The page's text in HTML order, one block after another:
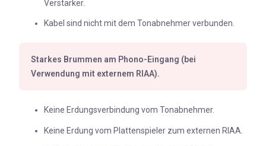
Verstärker.
Kabel sind nicht mit dem Tonabnehmer verbunden.
Starkes Brummen am Phono-Eingang (bei
Verwendung mit externem RIAA).
Keine Erdungsverbindung vom Tonabnehmer.
Keine Erdung vom Plattenspieler zum externen RIAA.